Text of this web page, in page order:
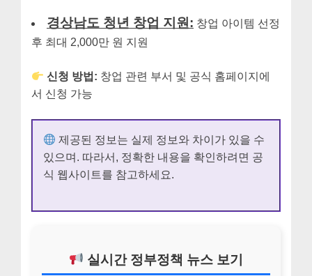
경상남도 청년 창업 지원: 창업 아이템 선정
후 최대 2,000만 원 지원
신청 방법: 창업 관련 부서 및 공식 홈페이지에
서 신청 가능
제공된 정보는 실제 정보와 차이가 있을 수
있으며. 따라서, 정확한 내용을 확인하려면 공
식 웹사이트를 참고하세요.
실시간 정부정책 뉴스 보기